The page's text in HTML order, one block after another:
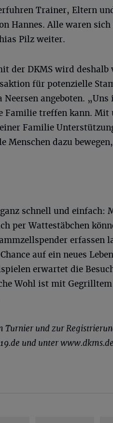
Trainer, Eltern
Hannes. Alle waren
Pilz weiter.
der DKMS wird deshalb
für potenzielle
Neersen angeboten.
Familie treffen kann.
Familie
Menschen dazu
schnell und einfach:
per Wattestäbchen
erfassen
auf ein neues
erwartet die
Wohl ist mit
Turnier und zur
und unter